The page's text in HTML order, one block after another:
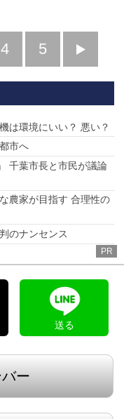
4 5
へ
は環境にいい？ 悪い？
市へ
千葉市長と市民が議論
農家が目指す 合理性の
のナンセンス
PR
送る
ー